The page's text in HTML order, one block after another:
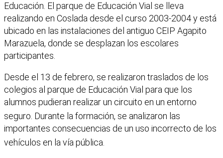
Educación. El parque de Educación Vial se lleva
realizando en Coslada desde el curso 2003-2004 y está
ubicado en las instalaciones del antiguo CEIP Agapito
Marazuela, donde se desplazan los escolares
participantes.
Desde el 13 de febrero, se realizaron traslados de los
colegios al parque de Educación Vial para que los
alumnos pudieran realizar un circuito en un entorno
seguro. Durante la formación, se analizaron las
importantes consecuencias de un uso incorrecto de los
vehículos en la vía pública.